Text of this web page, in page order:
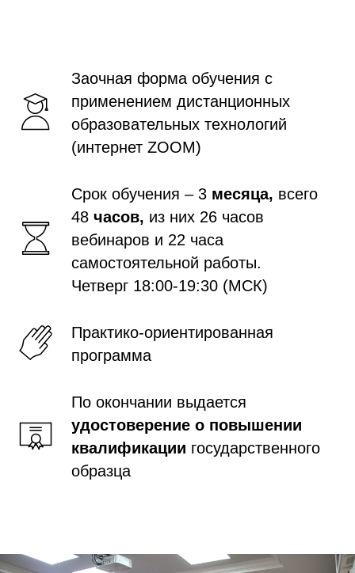
Заочная форма обучения с
применением дистанционных
образовательных технологий
(интернет ZOOM)
Срок обучения – 3 месяца, всего
48 часов, из них 26 часов
вебинаров и 22 часа
самостоятельной работы.
Четверг 18:00-19:30 (МСК)
Практико-ориентированная
программа
По окончании выдается
удостоверение о повышении
квалификации государственного
образца